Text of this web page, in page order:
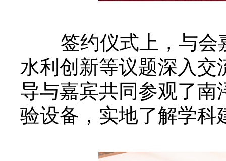
签约仪式上，与
水利创新等议题深入
导与嘉宾共同参观了
验设备，实地了解学